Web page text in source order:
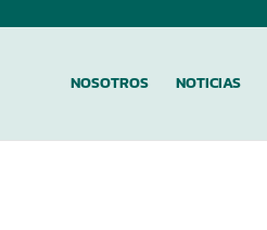
NOSOTROS NOTICIAS